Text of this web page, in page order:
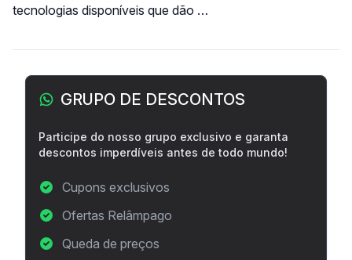
tecnologias disponíveis que dão …
Barra lateral
GRUPO DE DESCONTOS
Participe do nosso grupo exclusivo e garanta
descontos imperdíveis antes de todo mundo!
Cupons exclusivos
Ofertas Relâmpago
Queda de preços